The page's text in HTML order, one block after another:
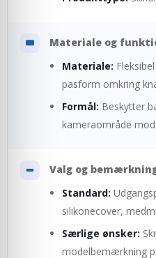
Materiale og
Materiale:
pasform omkring
Formål: Beskytter
kameraområde
Valg og
Standard:
silikonecover,
Særlige ønsker:
modelbemærkning